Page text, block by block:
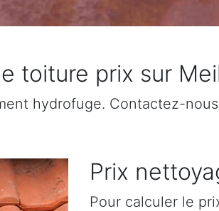
toiture prix sur
hydrofuge. Contactez-
Prix
Pour calculer le